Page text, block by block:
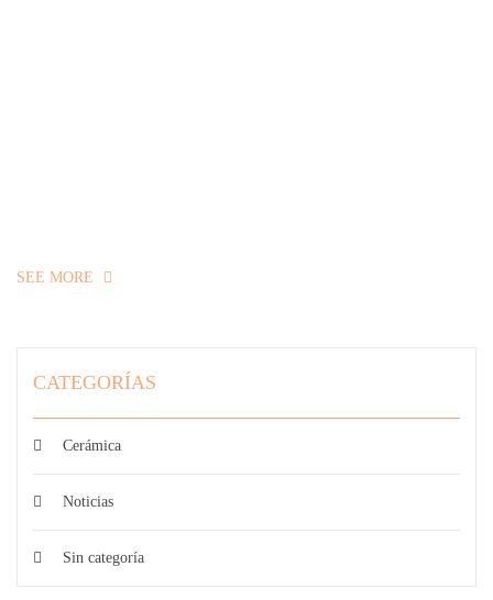
SEE MORE
CATEGORÍAS
Cerámica
Noticias
Sin categoría